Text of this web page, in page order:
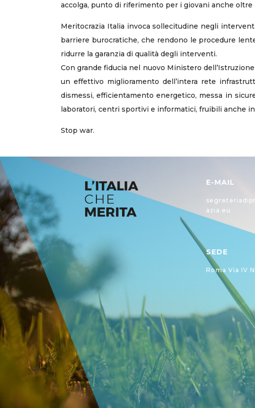
accolga, punto di riferimento per i giovani anche
Meritocrazia Italia invoca sollecitudine negli
barriere burocratiche, che rendono le procedure
ridurre la garanzia di qualità degli interventi.
Con grande fiducia nel nuovo Ministero
un effettivo miglioramento dell’intera rete
dismessi, efficientamento energetico, messa in
laboratori, centri sportivi e informatici, fruibili anche
Stop war.
E-MAIL
azia.eu
SEDE
Roma Via IV